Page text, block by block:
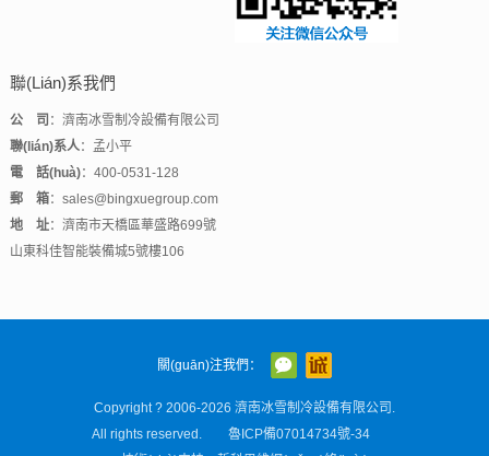
聯(lián)系我們
公 司 ：濟南冰雪制冷設備有限公司
聯(lián)系人：孟小平
電 話(huà)：400-0531-128
郵 箱：sales@bingxuegroup.com
地 址：濟南市天橋區華盛路699號
山東科佳智能裝備城5號樓106
關(guān)注我們：
Copyright ? 2006-2026 濟南冰雪制冷設備有限公司.
All rights reserved.魯ICP備07014734號-34